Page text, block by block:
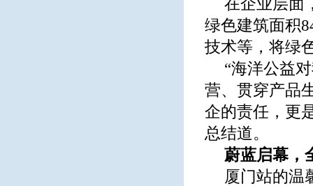
在企业层面
绿色建筑面积
技术等，将绿
“海洋公益
营、贯穿产品
企的责任，更
总结道。
蔚蓝启幕，
厦门站的温